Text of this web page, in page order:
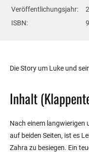
Veröffentlichungsjahr:
ISBN:
Die Story um Luke und
Inhalt
Nach einem langwierigen
auf beiden Seiten, ist es
Zahra zu besiegen. Ein